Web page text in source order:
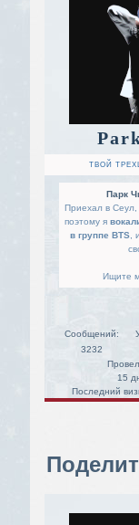
ТВОЙ
Парк
Приехал в Сеул,
поэтому я
в группе BTS,
Ищите
Сообщений:
3232
15
Последний